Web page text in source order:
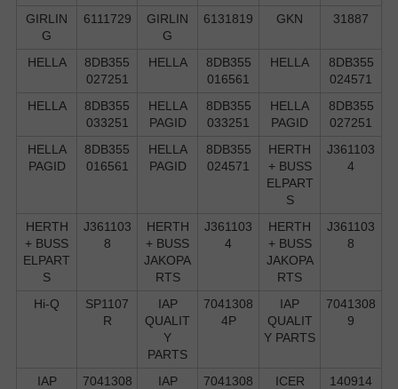
GIRLIN
G
6111729
GIRLIN
G
6131819 GKN 31887
HELLA
8DB355
027251
HELLA
8DB355
016561
HELLA
8DB355
024571
HELLA
8DB355
033251
HELLA
PAGID
8DB355
033251
HELLA
PAGID
8DB355
027251
HELLA
PAGID
8DB355
016561
HELLA
PAGID
8DB355
024571
HERTH
+ BUSS
ELPART
S
J361103
4
HERTH
+ BUSS
ELPART
S
J361103
8
HERTH
+ BUSS
JAKOPA
RTS
J361103
4
HERTH
+ BUSS
JAKOPA
RTS
J361103
8
Hi-Q
SP1107
R
IAP
QUALIT
Y
PARTS
7041308
4P
IAP
QUALIT
Y PARTS
7041308
9
IAP
7041308
IAP
7041308
ICER 140914